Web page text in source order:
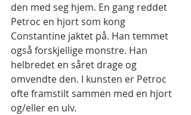
den med seg hjem. En gang reddet
Petroc en hjort som kong
Constantine jaktet på. Han temmet
også forskjellige monstre. Han
helbredet en såret drage og
omvendte den. I kunsten er Petroc
ofte framstilt sammen med en hjort
og/eller en ulv.